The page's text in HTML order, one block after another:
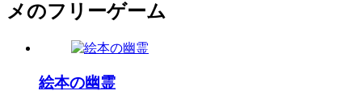
メのフリーゲーム
絵本の幽霊